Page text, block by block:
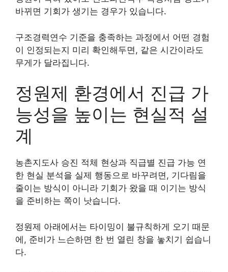
바뀌면 기회가 생기는 경우가 있습니다.
구조경력연수 기준을 충족하는 과정에서 어떤 경험
이 인정되는지 미리 확인해두면, 같은 시간이라도
무게가 달라집니다.
정원제 환경에서 진급 가
능성을 높이는 현실적 설
계
농촌지도사 승진 적체 현상과 직급별 진급 가능 연
한 현실 분석을 실제 행동으로 바꾸려면, 기다림을
줄이는 방식이 아니라 기회가 왔을 때 이기는 방식
을 준비하는 쪽이 낫습니다.
정원제 아래에서는 타이밍이 불규칙하게 오기 때문
에, 준비가 느슨하면 한 번 열린 창을 놓치기 쉽습니
다.